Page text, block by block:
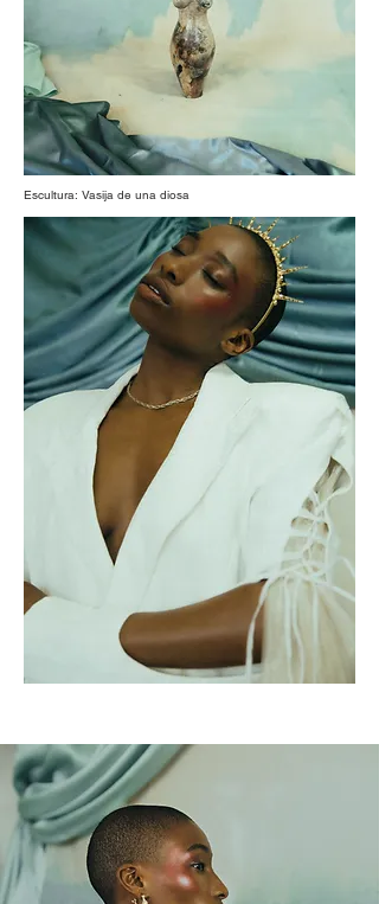
Escultura: Vasija de una diosa